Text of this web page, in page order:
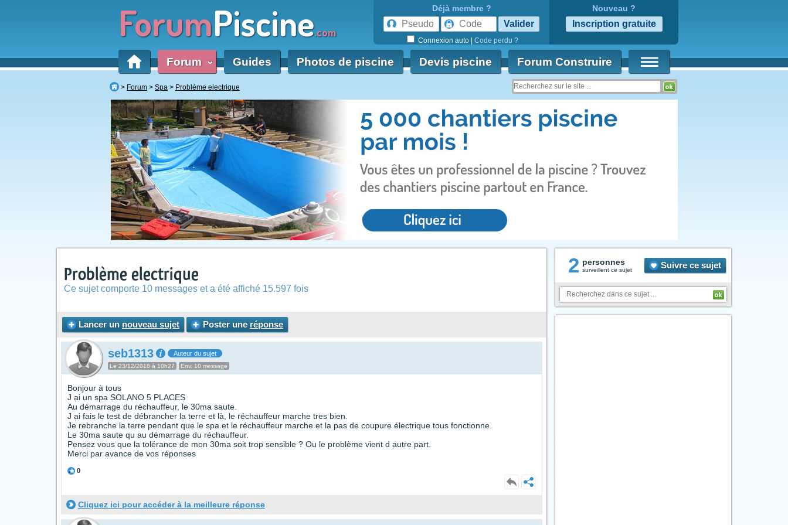
ForumPiscine.com
Déjà membre ?
Connexion auto Code perdu ?
Nouveau ?
Forum ‹ Guides Photos de piscine Devis piscine Forum Construire
Forum Spa Problème electrique
Problème electrique
Ce sujet comporte 10 messages et a été affiché 15.597 fois
Lancer un nouveau sujet Poster une réponse
seb1313 Auteur du sujet
Le 23/12/2018 à 10h27 Env. 10 message
Bonjour à tous
J ai un spa SOLANO 5 PLACES
Au démarrage du réchauffeur, le 30ma saute.
J ai fais le test de débrancher la terre et là, le réchauffeur marche tres bien.
Je rebranche la terre pendant que le spa et le réchauffeur marche et la pas de coupure électrique tous fonctionne.
Le 30ma saute qu au démarrage du réchauffeur.
Pensez vous que la tolérance de mon 30ma soit trop sensible ? Ou le problème vient d autre part.
Merci par avance de vos réponses
0
Cliquez ici pour accéder à la meilleure réponse
2 personnes
surveillent ce sujet Suivre ce sujet